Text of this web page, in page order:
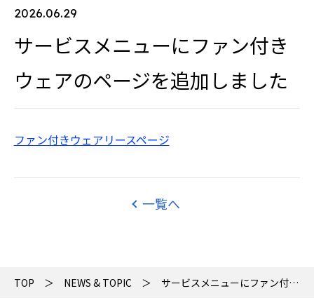
2026.06.29
サービスメニューにファン付き
ウェアのページを追加しました
ファン付きウェアリースページ
一覧へ
TOP NEWS & TOPIC サービスメニューにファン付きウェアのページを追加しました